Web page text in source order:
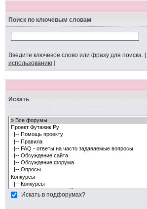
Поиск по ключевым словам
Введите ключевое слово или фразу для поиска.[
использованию]
Искать
Искать в подфорумах?